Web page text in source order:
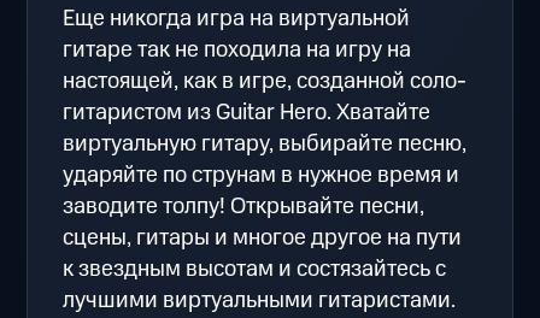
Еще никогда игра на виртуальной
гитаре так не походила на игру на
настоящей, как в игре, созданной соло-
гитаристом из Guitar Hero. Хватайте
виртуальную гитару, выбирайте песню,
ударяйте по струнам в нужное время и
заводите толпу! Открывайте песни,
сцены, гитары и многое другое на пути
к звездным высотам и состязайтесь с
лучшими виртуальными гитаристами.